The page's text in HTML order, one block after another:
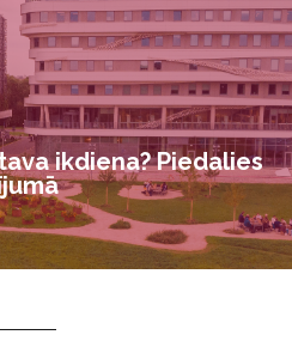
ikdiena? Piedalies